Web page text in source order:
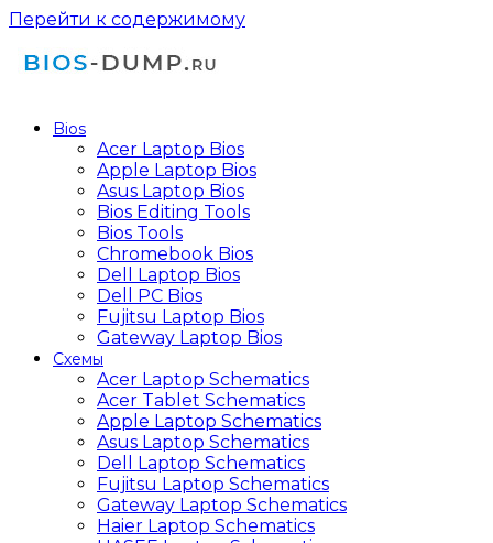
Перейти к содержимому
Bios
Acer Laptop Bios
Apple Laptop Bios
Asus Laptop Bios
Bios Editing Tools
Bios Tools
Chromebook Bios
Dell Laptop Bios
Dell PC Bios
Fujitsu Laptop Bios
Gateway Laptop Bios
Схемы
Acer Laptop Schematics
Acer Tablet Schematics
Apple Laptop Schematics
Asus Laptop Schematics
Dell Laptop Schematics
Fujitsu Laptop Schematics
Gateway Laptop Schematics
Haier Laptop Schematics